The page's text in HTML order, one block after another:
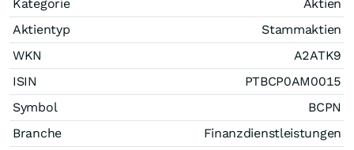
Kategorie
Aktien
Aktientyp
Stammaktien
WKN
A2ATK9
ISIN
PTBCP0AM0015
Symbol
BCPN
Branche
Finanzdienstleistungen